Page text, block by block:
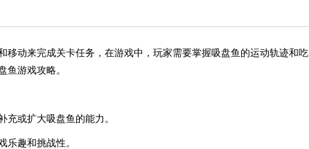
动来完成关卡任务，在游戏中，玩家需要掌握吸盘鱼的运动轨迹和吃
鱼游戏攻略。
或扩大吸盘鱼的能力。
趣和挑战性。